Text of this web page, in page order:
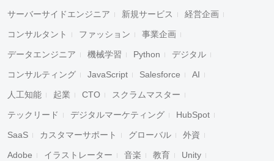
サーバーサイドエンジニア 新規サービス 経営企画
コンサルタント ファッション 事業企画
データエンジニア 機械学習 Python デジタル
コンサルティング JavaScript Salesforce AI
人工知能 起業 CTO スクラムマスター
テックリード デジタルマーケティング HubSpot
SaaS カスタマーサポート グローバル 外資
Adobe イラストレーター 音楽 教育 Unity